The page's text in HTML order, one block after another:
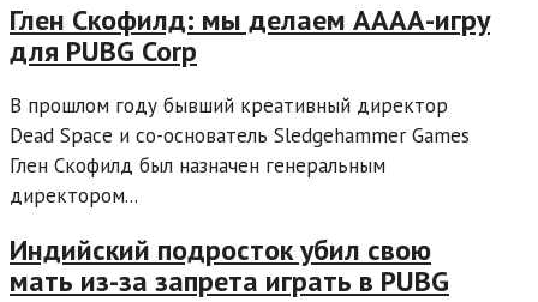
Глен Скофилд: мы делаем АААА-игру
для PUBG Corp
В прошлом году бывший креативный директор
Dead Space и со-основатель Sledgehammer Games
Глен Скофилд был назначен генеральным
директором...
Индийский подросток убил свою
мать из-за запрета играть в PUBG